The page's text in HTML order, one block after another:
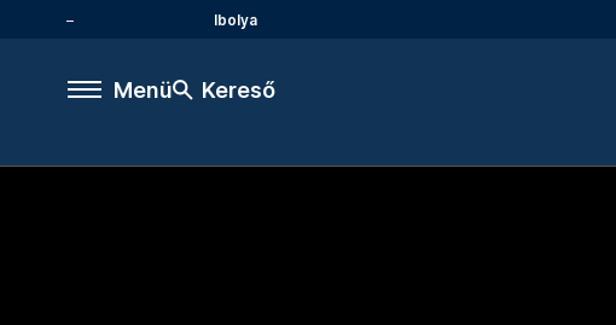
Ibolya
Menü Kereső